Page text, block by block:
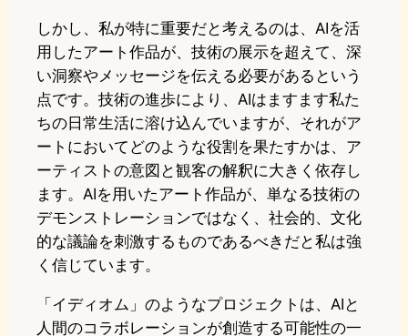
しかし、私が特に重要だと考えるのは、AIを活
用したアート作品が、技術の展示を超えて、深
い洞察やメッセージを伝える必要があるという
点です。技術の進歩により、AIはますます私た
ちの日常生活に溶け込んでいますが、それがア
ートにおいてどのような役割を果たすかは、ア
ーティストの意図と観客の解釈に大きく依存し
ます。AIを用いたアート作品が、単なる技術の
デモンストレーションではなく、社会的、文化
的な議論を刺激するものであるべきだと私は強
く信じています。
「イディオム」のようなプロジェクトは、AIと
人間のコラボレーションが創造する可能性の一